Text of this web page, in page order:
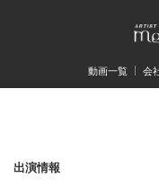
動画一覧 会
出演情報
投